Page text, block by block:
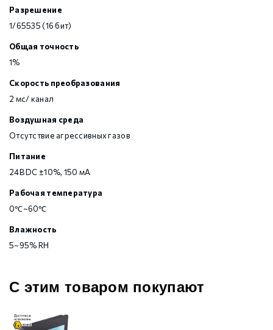
Разрешение
1/65535 (16 бит)
Общая точность
1%
Скорость преобразования
2 мс/ канал
Воздушная среда
Отсутствие агрессивных газов
Питание
24В DC ±10%, 150 мА
Рабочая температура
0℃~60℃
Влажность
5~95% RH
С этим товаром покупают